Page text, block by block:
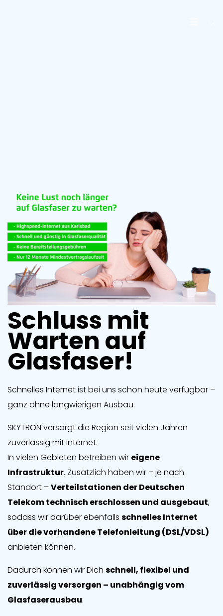
Schluss mit
Warten auf
Glasfaser!
Schnelles Internet ist bei uns schon heute verfügbar –
ganz ohne langwierigen Ausbau.
SKYTRON versorgt die Region seit vielen Jahren
zuverlässig mit Internet.
In vielen Gebieten betreiben wir eigene
Infrastruktur. Zusätzlich haben wir – je nach
Standort –Verteilstationen der Deutschen
Telekom technisch erschlossen und ausgebaut,
sodass wir darüber ebenfalls schnelles Internet
über die vorhandene Telefonleitung (DSL/VDSL)
anbieten können.
Dadurch können wir Dich schnell, flexibel und
zuverlässig versorgen – unabhängig vom
Glasfaserausbau.